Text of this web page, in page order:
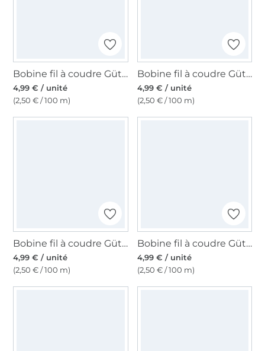
Bobine fil à coudre Gütermann 200m polyester, (011) bleu foncé
4,99 € / unité
(2,50 € / 100 m)
Bobine fil à coudre Gütermann 200m polyester, (669) marron teddy
4,99 € / unité
(2,50 € / 100 m)
Bobine fil à coudre Gütermann 200m polyester, (198) beige clair
4,99 € / unité
(2,50 € / 100 m)
Bobine fil à coudre Gütermann 200m polyester, (300) bleu
4,99 € / unité
(2,50 € / 100 m)